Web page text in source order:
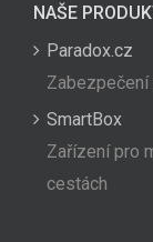
NAŠE
Paradox.cz
Zabezpečení
SmartBox
Zařízení pro
cestách